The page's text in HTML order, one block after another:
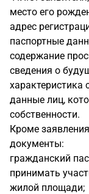
место его
адрес
паспортные
содержание
сведения о
характеристика
данные лиц,
собственности.
Кроме
документы:
гражданский
принимать
жилой площади;